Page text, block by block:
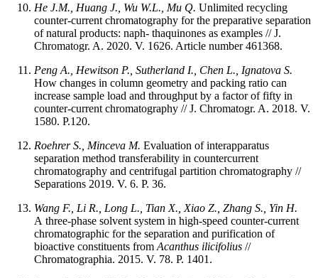
He J.M., Huang J., Wu W.L., Mu Q. Unlimited recycling
counter-current chromatography for the preparative separation
of natural products: naph- thaquinones as examples // J.
Chromatogr. A. 2020. V. 1626. Article number 461368.
Peng A., Hewitson P., Sutherland I., Chen L., Ignatova S.
How changes in column geometry and packing ratio can
increase sample load and throughput by a factor of fifty in
counter-current chromatography // J. Chromatogr. A. 2018. V.
1580. P.120.
Roehrer S., Minceva M. Evaluation of interapparatus
separation method transferability in countercurrent
chromatography and centrifugal partition chromatography //
Separations 2019. V. 6. P. 36.
Wang F., Li R., Long L., Tian X., Xiao Z., Zhang S., Yin H.
A three‑phase solvent system in high‑speed counter‑current
chromatographic for the separation and purification of
bioactive constituents from Acanthus ilicifolius //
Chromatographia. 2015. V. 78. P. 1401.